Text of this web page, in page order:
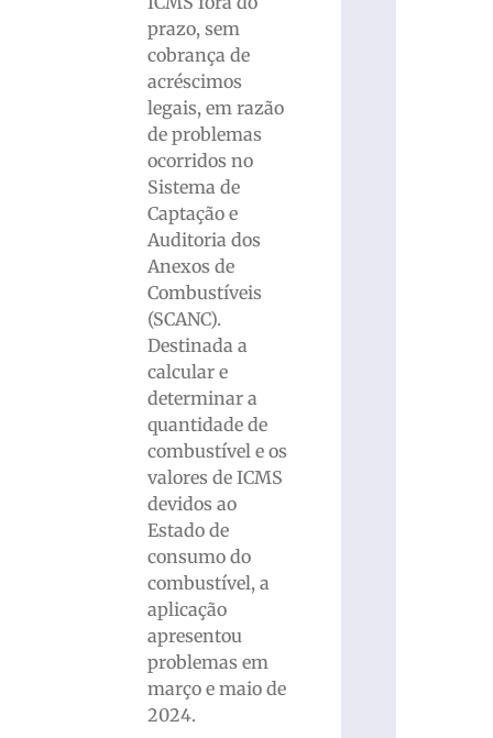
prazo, sem
cobrança de
acréscimos
legais, em razão
de problemas
ocorridos no
Sistema de
Captação e
Auditoria dos
Anexos de
Combustíveis
(SCANC).
Destinada a
calcular e
determinar a
quantidade de
combustível e os
valores de ICMS
devidos ao
Estado de
consumo do
combustível, a
aplicação
apresentou
problemas em
março e maio de
2024.